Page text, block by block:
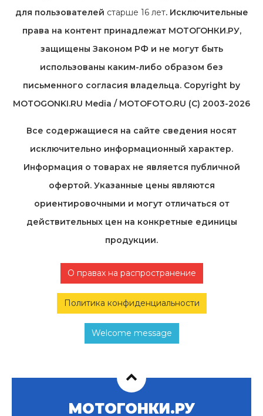
для пользователей старше 16 лет. Исключительные
права на контент принадлежат МОТОГОНКИ.РУ,
защищены Законом РФ и не могут быть
использованы каким-либо образом без
письменного согласия владельца. Copyright by
MOTOGONKI.RU Media / MOTOFOTO.RU (C) 2003-2026
Все содержащиеся на cайте сведения носят
исключительно информационный характер.
Информация о товарах не является публичной
офертой. Указанные цены являются
ориентировочными и могут отличаться от
действительных цен на конкретные единицы
продукции.
О правах на распространение
Политика конфиденциальности
Welcome message
МОТОГОНКИ.РУ